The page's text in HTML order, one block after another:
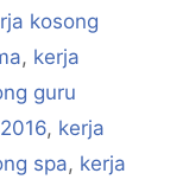
kosong
, kerja
guru
, kerja
spa, kerja